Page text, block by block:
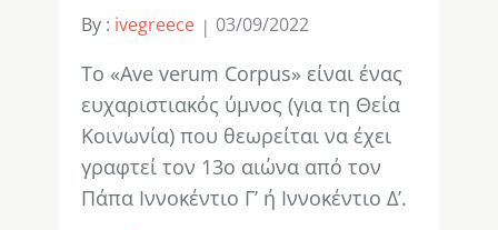
By : ivegreece 03/09/2022
Το «Ave verum Corpus» είναι ένας
ευχαριστιακός ύμνος (για τη Θεία
Κοινωνία) που θεωρείται να έχει
γραφτεί τον 13ο αιώνα από τον
Πάπα Ιννοκέντιο Γ’ ή Ιννοκέντιο Δ’.